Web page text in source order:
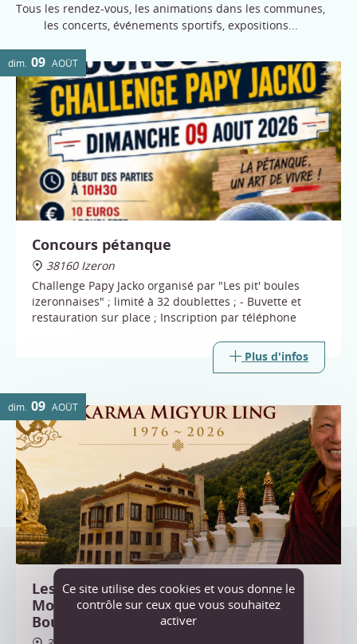
Tous les rendez-vous, les animations dans les communes,
les concerts, événements sportifs, expositions...
dim. 09 AOÛT
Concours pétanque
38160 Izeron
Challenge Papy Jacko organisé par "Les pit' boules
izeronnaises" ; limité à 32 doublettes ; - Buvette et
restauration sur place ; Inscription par téléphone
Plus d'infos
dim. 09 AOÛT
Les 50 ans du centre bouddhiste de
Montchardon - avec les reliques du
Bouddha
Ce site utilise des cookies et vous donne le
contrôle sur ceux que vous souhaitez
activer